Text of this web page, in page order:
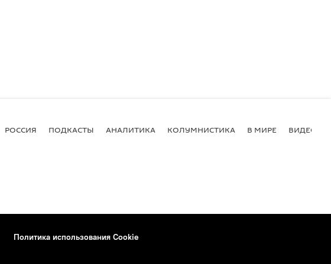
РОССИЯ ПОДКАСТЫ АНАЛИТИКА КОЛУМНИСТИКА В МИРЕ ВИДЕО
Политика использования Cookie